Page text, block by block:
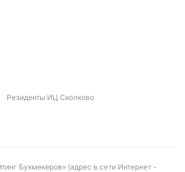
Резиденты ИЦ Сколково
Букмекеров» (адрес в сети Интернет -